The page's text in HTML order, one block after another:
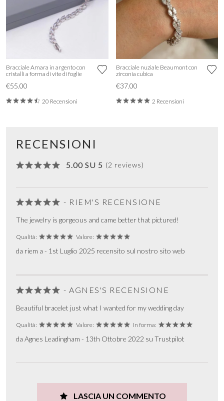
Bracciale Amara in argento con
cristalli a forma di vite di foglie
€55.00
20 Recensioni
Bracciale nuziale Beaumont con
zirconia cubica
€37.00
2 Recensioni
RECENSIONI
5.00 SU 5 (2 reviews)
- RIEM'S RECENSIONE
The jewelry is gorgeous and came better that pictured!
Qualità: Valore:
da riem a - 1st Luglio 2025 recensito sul nostro sito web
- AGNES'S RECENSIONE
Beautiful bracelet just what I wanted for my wedding day
Qualità: Valore: In forma:
da Agnes Leadingham - 13th Ottobre 2022 su Trustpilot
LASCIA UN COMMENTO